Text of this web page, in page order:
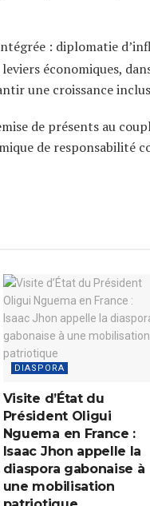
: diplomatie
économiques,
une croissance
de présents au
de responsabilité
DIASPORA
Visite d’État du
Président Oligui
Nguema en France :
Isaac Jhon appelle la
diaspora gabonaise à
une mobilisation